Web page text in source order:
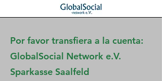
Por favor transfiera a la cuenta:
GlobalSocial Network e.V.
Sparkasse Saalfeld